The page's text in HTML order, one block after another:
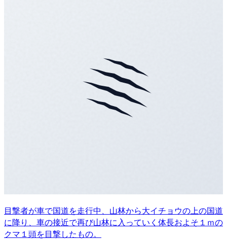
目撃者が車で国道を走行中、山林から大イチョウの上の国道
に降り、車の接近で再び山林に入っていく体長およそ１ｍの
クマ１頭を目撃したもの。